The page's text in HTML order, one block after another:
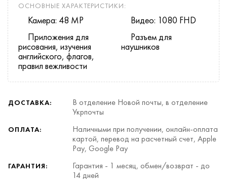
ОСНОВНЫЕ ХАРАКТЕРИСТИКИ:
Камера: 48 MP
Видео: 1080 FHD
Приложения для
рисования, изучения
английского, флагов,
правил вежливости
Разъем для
наушников
ДОСТАВКА:
В отделение Новой почты, в отделение
Укрпочты
ОПЛАТА:
Наличными при получении, онлайн-оплата
картой, перевод на расчетный счет, Apple
Pay, Google Pay
ГАРАНТИЯ:
Гарантия - 1 месяц, обмен/возврат - до
14 дней